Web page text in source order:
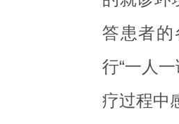
答患者
行“一人
疗过程中